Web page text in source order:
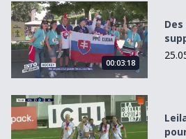
Des anges pour guider les
00:03:18
Leila Wandeler en test pour